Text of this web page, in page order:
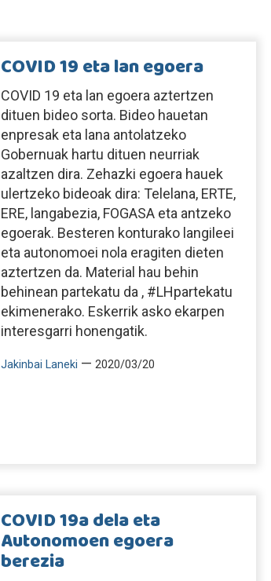
COVID 19 eta lan egoera
COVID 19 eta lan egoera aztertzen
dituen bideo sorta. Bideo hauetan
enpresak eta lana antolatzeko
Gobernuak hartu dituen neurriak
azaltzen dira. Zehazki egoera hauek
ulertzeko bideoak dira: Telelana, ERTE,
ERE, langabezia, FOGASA eta antzeko
egoerak. Besteren konturako langileei
eta autonomoei nola eragiten dieten
aztertzen da. Material hau behin
behinean partekatu da , #LHpartekatu
ekimenerako. Eskerrik asko ekarpen
interesgarri honengatik.
Jakinbai Laneki — 2020/03/20
COVID 19a dela eta
Autonomoen egoera
berezia